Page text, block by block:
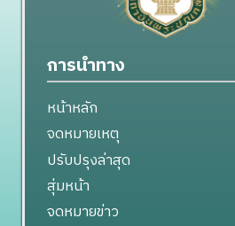
การนำทาง
หน้าหลัก
จดหมายเหตุ
ปรับปรุงล่าสุด
สุ่มหน้า
จดหมายข่าว